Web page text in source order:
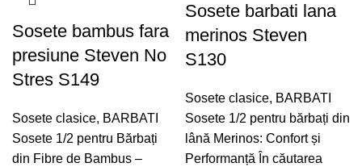
Sosete bambus fara
presiune Steven No
Stres S149
Sosete clasice, BARBATI
Sosete 1/2 pentru Bărbați
din Fibre de Bambus –
Sosete barbati lana
merinos Steven
S130
Sosete clasice, BARBATI
Sosete 1/2 pentru bărbați din
lână Merinos: Confort și
Performanță În căutarea